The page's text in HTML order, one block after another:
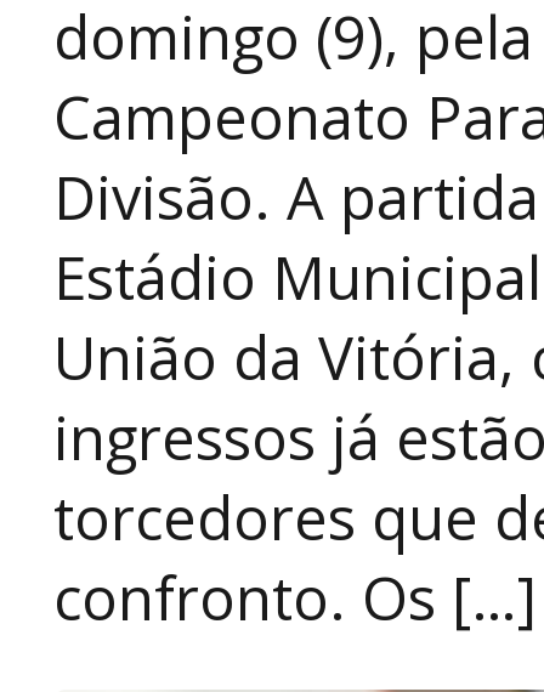
domingo (9),
Campeonato
Divisão. A
Estádio
União da Vitória,
ingressos já
torcedores que
confronto. Os […]